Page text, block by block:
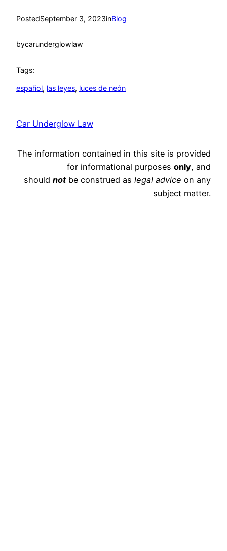
PostedSeptember 3, 2023inBlog
bycarunderglowlaw
Tags:
español, las leyes, luces de neón
Car Underglow Law
The information contained in this site is provided
for informational purposes only, and
should notbe construed as legal advice on any
subject matter.